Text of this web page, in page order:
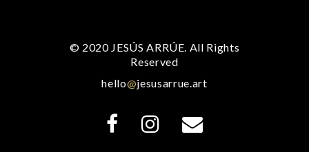
© 2020 JESÚS ARRÚE. All Rights
Reserved
hello@jesusarrue.art